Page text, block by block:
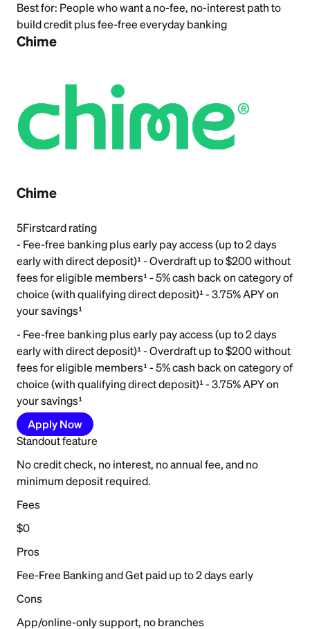
Best for: People who want a no-fee, no-interest path to
build credit plus fee-free everyday banking
Chime
Chime
5Firstcard rating
- Fee-free banking plus early pay access (up to 2 days
early with direct deposit)¹ - Overdraft up to $200 without
fees for eligible members¹ - 5% cash back on category of
choice (with qualifying direct deposit)¹ - 3.75% APY on
your savings¹
- Fee-free banking plus early pay access (up to 2 days
early with direct deposit)¹ - Overdraft up to $200 without
fees for eligible members¹ - 5% cash back on category of
choice (with qualifying direct deposit)¹ - 3.75% APY on
your savings¹
Apply Now
Standout feature
No credit check, no interest, no annual fee, and no
minimum deposit required.
Fees
$0
Pros
Fee-Free Banking and Get paid up to 2 days early
Cons
App/online-only support, no branches